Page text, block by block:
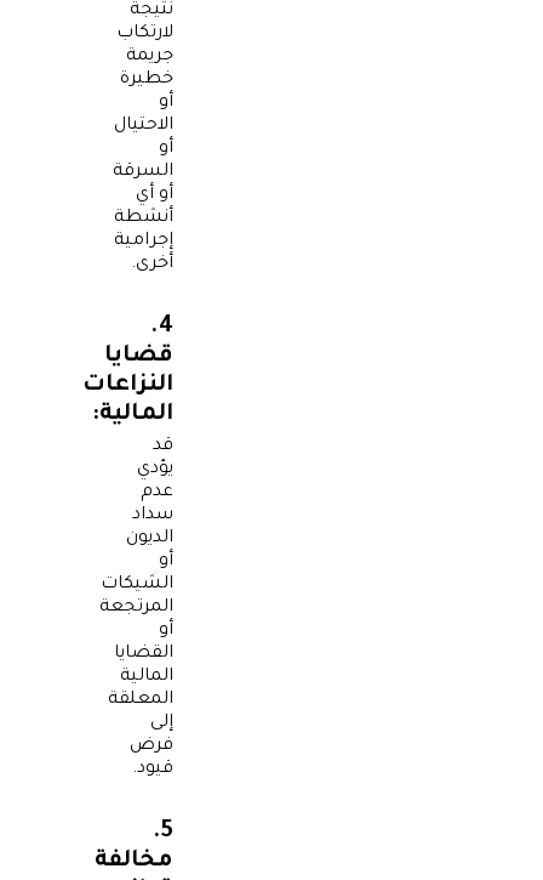
نتيجة
لارتكاب
جريمة
خطيرة
أو
الاحتيال
أو
السرقة
أو أي
أنشطة
إجرامية
أخرى.
4.
قضايا
النزاعات
المالية:
قد
يؤدي
عدم
سداد
الديون
أو
الشيكات
المرتجعة
أو
القضايا
المالية
المعلقة
إلى
فرض
قيود.
5.
مخالفة